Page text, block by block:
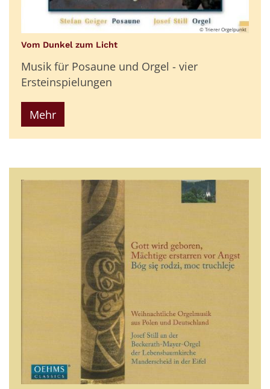
© Trierer Orgelpunkt
Vom Dunkel zum Licht:
Musik für Posaune und Orgel - vier
Ersteinspielungen
Mehr